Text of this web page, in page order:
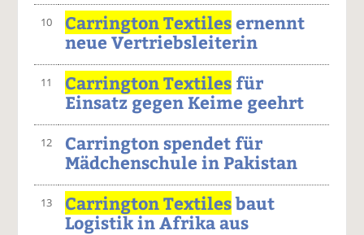
10 Carrington Textilesernennt
neue Vertriebsleiterin
11 Carrington Textiles für
Einsatz gegen Keime geehrt
12
Carrington spendet für
Mädchenschule in Pakistan
13 Carrington Textilesbaut
Logistik in Afrika aus